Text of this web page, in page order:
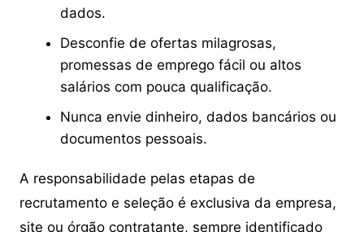
dados.
Desconfie de ofertas milagrosas,
promessas de emprego fácil ou altos
salários com pouca qualificação.
Nunca envie dinheiro, dados bancários ou
documentos pessoais.
A responsabilidade pelas etapas de
recrutamento e seleção é exclusiva da empresa,
site ou órgão contratante, sempre identificado